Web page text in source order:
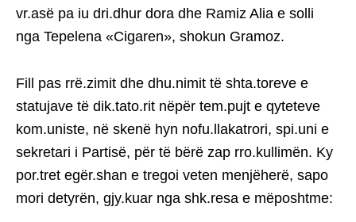
vr.asë pa iu dri.dhur dora dhe Ramiz Alia e solli
nga Tepelena «Cigaren», shokun Gramoz.
Fill pas rrë.zimit dhe dhu.nimit të shta.toreve e
statujave të dik.tato.rit nëpër tem.pujt e qyteteve
kom.uniste, në skenë hyn nofu.llakatrori, spi.uni e
sekretari i Partisë, për të bërë zap rro.kullimën. Ky
por.tret egër.shan e tregoi veten menjëherë, sapo
mori detyrën, gjy.kuar nga shk.resa e mëposhtme: